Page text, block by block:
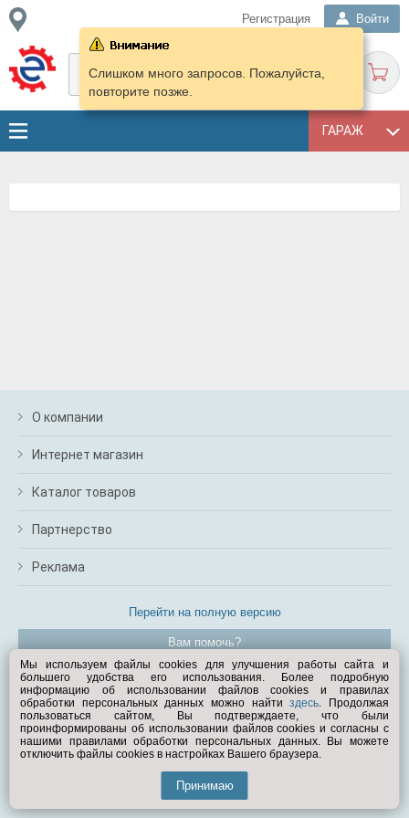
Регистрация Войти
ГАРАЖ
Слишком много запросов. Пожалуйста,
повторите позже.
О компании
Интернет магазин
Каталог товаров
Партнерство
Реклама
Перейти на полную версию
Вам помочь?
© Exist.ru 1998—2026
Мы используем файлы cookies для улучшения работы сайта и
большего удобства его использования. Более подробную
информацию об использовании файлов cookies и правилах
обработки персональных данных можно найтиздесь. Продолжая
пользоваться сайтом, Вы подтверждаете, что были
проинформированы об использовании файлов cookies и согласны с
нашими правилами обработки персональных данных. Вы можете
отключить файлы cookies в настройках Вашего браузера.
Принимаю